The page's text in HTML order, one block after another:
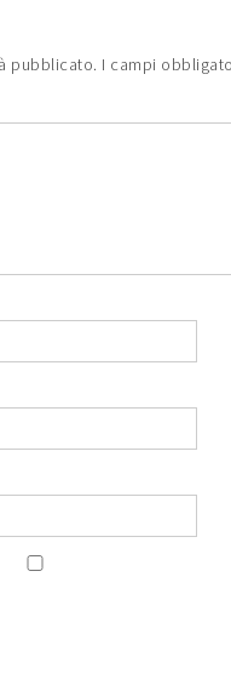
pubblicato. I campi